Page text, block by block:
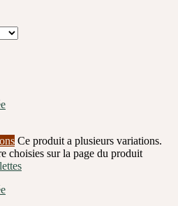
Ce produit a plusieurs variations.
choisies sur la page du produit